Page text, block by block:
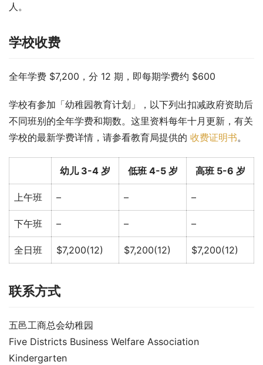
人。
学校收费
全年学费 $7,200，分 12 期，即每期学费约 $600
学校有参加「幼稚园教育计划」，以下列出扣减政府资助后
不同班别的全年学费和期数。这里资料每年十月更新，有关
学校的最新学费详情，请参看教育局提供的 收费证明书。
幼儿 3-4 岁 低班 4-5 岁 高班 5-6 岁
上午班 – – –
下午班 – – –
全日班 $7,200(12) $7,200(12) $7,200(12)
联系方式
五邑工商总会幼稚园
Five Districts Business Welfare Association
Kindergarten